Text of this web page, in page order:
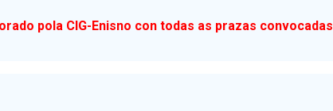
pola CIG-Enisno con todas as prazas convocadas